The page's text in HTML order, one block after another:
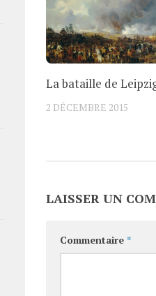
La bataille de
2 DÉCEMBRE 2015
LAISSER UN
Commentaire *